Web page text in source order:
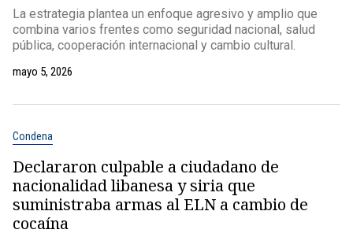
La estrategia plantea un enfoque agresivo y amplio que
combina varios frentes como seguridad nacional, salud
pública, cooperación internacional y cambio cultural.
mayo 5, 2026
Condena
Declararon culpable a ciudadano de
nacionalidad libanesa y siria que
suministraba armas al ELN a cambio de
cocaína